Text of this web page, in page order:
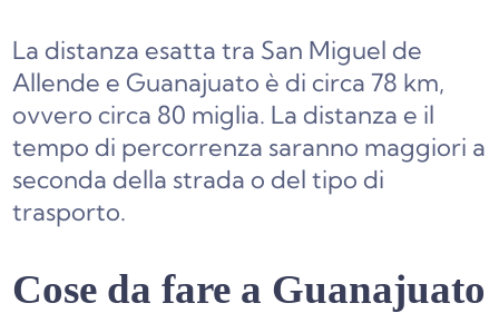
La distanza esatta tra San Miguel de
Allende e Guanajuato è di circa 78 km,
ovvero circa 80 miglia. La distanza e il
tempo di percorrenza saranno maggiori a
seconda della strada o del tipo di
trasporto.
Cose da fare a Guanajuato